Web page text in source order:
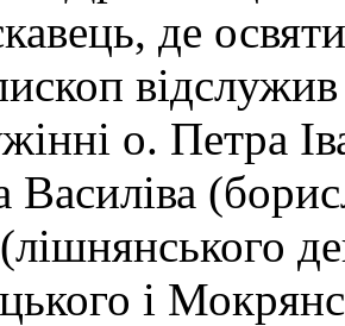
де
о. Петра
і